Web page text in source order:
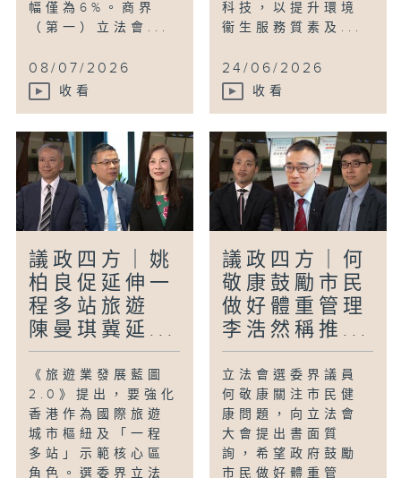
幅僅為6%。商界
（第一）立法會...
08/07/2026
收看
科技，以提升環境
衞生服務質素及...
24/06/2026
收看
議政四方｜姚
柏良促延伸一
程多站旅遊
陳曼琪冀延...
《旅遊業發展藍圖
2.0》提出，要強化
香港作為國際旅遊
城市樞紐及「一程
多站」示範核心區
角色。選委界立法
議政四方｜何
敬康鼓勵市民
做好體重管理
李浩然稱推...
立法會選委界議員
何敬康關注市民健
康問題，向立法會
大會提出書面質
詢，希望政府鼓勵
市民做好體重管